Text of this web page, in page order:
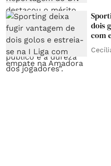
dois
com